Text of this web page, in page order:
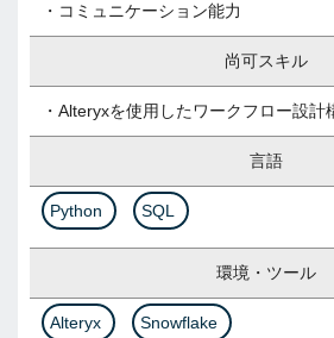
・コミュニケーション能力
尚可スキル
・Alteryxを使用したワークフロー設計
言語
Python SQL
環境・ツール
Alteryx Snowflake